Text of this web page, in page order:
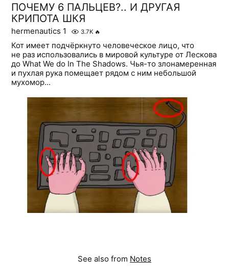
ПОЧЕМУ 6 ПАЛЬЦЕВ?.. И ДРУГАЯ
КРИПОТА ШКЯ
hermenautics 1 3.7K 🔥
Кот имеет подчёркнуто человеческое лицо, что
не раз использовались в мировой культуре от Лескова
дo What We do In The Shadows. Чья-то злонамеренная
и пухлая рука помещает рядом с ним небольшой
мухомор...
See also from Notes